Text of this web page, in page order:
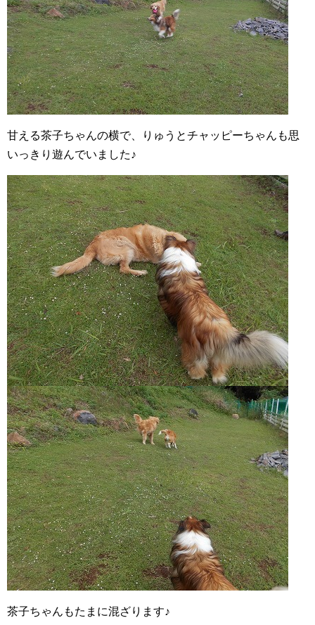
甘える茶子ちゃんの横で、りゅうとチャッピーちゃんも思
いっきり遊んでいました♪
茶子ちゃんもたまに混ざります♪